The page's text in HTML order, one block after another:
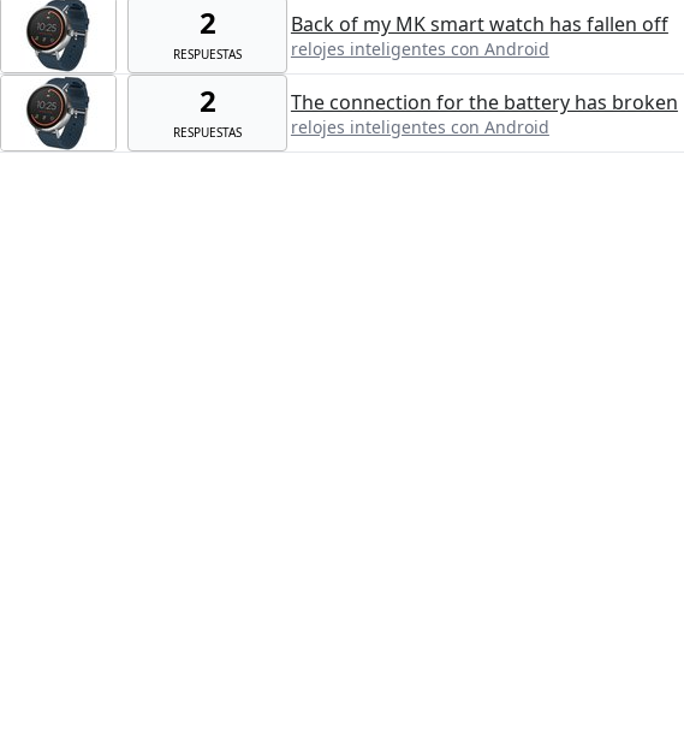
2
RESPUESTAS
Back of my MK smart watch has fallen off
relojes inteligentes con Android
2
RESPUESTAS
The connection for the battery has broken
relojes inteligentes con Android